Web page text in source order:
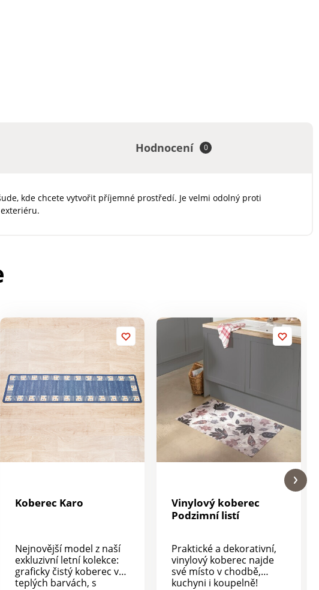
Hodnocení 0
kde chcete vytvořit příjemné prostředí. Je velmi odolný proti
Koberec Karo
Nejnovější model z naší
exkluzivní letní kolekce:
graficky čistý koberec v
teplých barvách, s
Vinylový koberec
Podzimní listí
Praktické a dekorativní,
vinylový koberec najde
své místo v chodbě,
kuchyni i koupelně!